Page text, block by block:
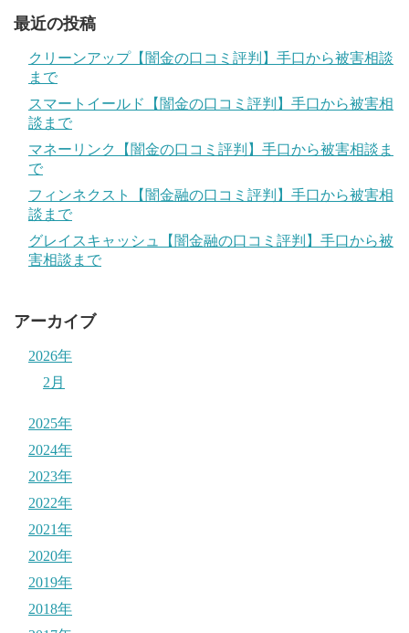
最近の投稿
クリーンアップ【闇金の口コミ評判】手口から被害相談
まで
スマートイールド【闇金の口コミ評判】手口から被害相
談まで
マネーリンク【闇金の口コミ評判】手口から被害相談ま
で
フィンネクスト【闇金融の口コミ評判】手口から被害相
談まで
グレイスキャッシュ【闇金融の口コミ評判】手口から被
害相談まで
アーカイブ
2026年
2月
2025年
2024年
2023年
2022年
2021年
2020年
2019年
2018年